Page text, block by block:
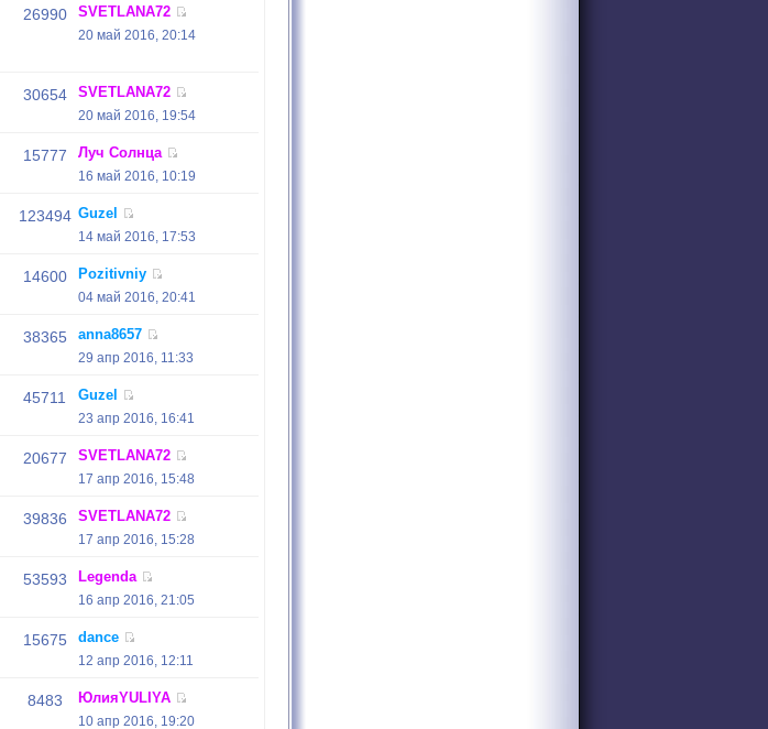
26990 SVETLANA72
20 май 2016, 20:14
30654 SVETLANA72
20 май 2016, 19:54
15777 Луч Солнца
16 май 2016, 10:19
123494 Guzel
14 май 2016, 17:53
14600 Pozitivniy
04 май 2016, 20:41
38365 anna8657
29 апр 2016, 11:33
45711 Guzel
23 апр 2016, 16:41
20677 SVETLANA72
17 апр 2016, 15:48
39836 SVETLANA72
17 апр 2016, 15:28
53593 Legenda
16 апр 2016, 21:05
15675 dance
12 апр 2016, 12:11
8483 ЮлияYULIYA
10 апр 2016, 19:20